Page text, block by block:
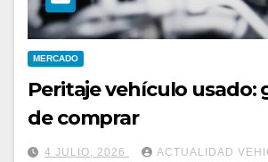
MERCADO
Peritaje vehículo usado:
de comprar
4 JULIO, 2026 ACTUALIDAD